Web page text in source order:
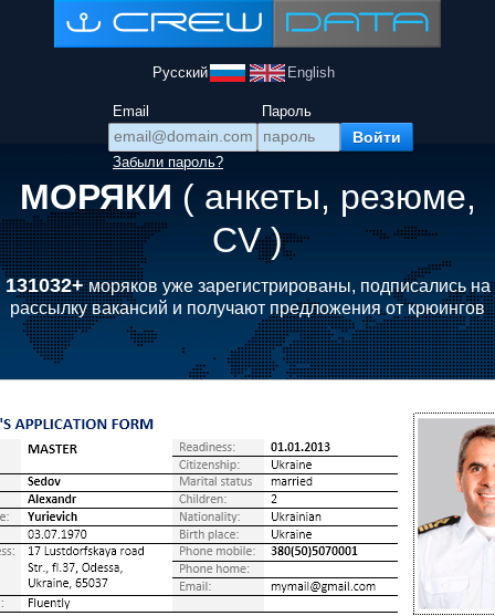
Русский English
Email Пароль
Забыли пароль?
МОРЯКИ ( анкеты, резюме,
CV )
131032+моряков уже зарегистрированы, подписались на
рассылку вакансий и получают предложения от крюингов